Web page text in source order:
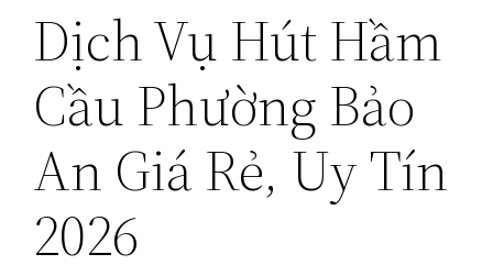
Dịch Vụ Hút Hầm
Cầu Phường Bảo
An Giá Rẻ, Uy Tín
2026